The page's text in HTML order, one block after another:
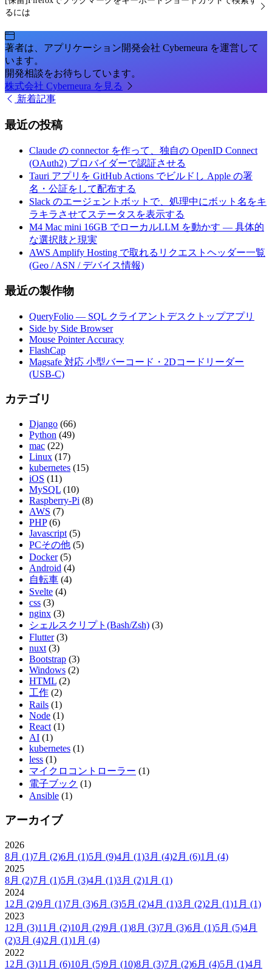
るには
著者は、アプリケーション開発会社 Cyberneura を運営して
います。
開発相談をお待ちしています。
株式会社 Cyberneura を見る
新着記事
最近の投稿
Claude の connector を作って、独自の OpenID Connect
(OAuth2) プロバイダーで認証させる
Tauri アプリを GitHub Actions でビルドし Apple の署
名・公証をして配布する
Slack のエージェントボットで、処理中にボット名をキ
ラキラさせてステータスを表示する
M4 Mac mini 16GB でローカルLLM を動かす — 具体的
な選択肢と現実
AWS Amplify Hosting で取れるリクエストヘッダー一覧
(Geo / ASN / デバイス情報)
最近の製作物
QueryFolio — SQL クライアントデスクトップアプリ
Side by Side Browser
Mouse Pointer Accuracy
FlashCap
Magsafe 対応 小型バーコード・2Dコードリーダー
(USB-C)
カテゴリ
Django (66)
Python (49)
mac (22)
Linux (17)
kubernetes (15)
iOS (11)
MySQL (10)
Raspberry-Pi (8)
AWS (7)
PHP (6)
Javascript (5)
PCその他 (5)
Docker (5)
Android (4)
自転車 (4)
Svelte (4)
css (3)
nginx (3)
シェルスクリプト(Bash/Zsh) (3)
Flutter (3)
nuxt (3)
Bootstrap (3)
Windows (2)
HTML (2)
工作 (2)
Rails (1)
Node (1)
React (1)
AI (1)
kubernetes (1)
less (1)
マイクロコントローラー (1)
電子ブック (1)
Ansible (1)
アーカイブ
2026
8月 (1)7月 (2)6月 (1)5月 (9)4月 (1)3月 (4)2月 (6)1月 (4)
2025
8月 (2)7月 (1)5月 (3)4月 (1)3月 (2)1月 (1)
2024
12月 (2)9月 (1)7月 (3)6月 (3)5月 (2)4月 (1)3月 (2)2月 (1)1月 (1)
2023
12月 (3)11月 (2)10月 (2)9月 (1)8月 (3)7月 (3)6月 (1)5月 (5)4月
(2)3月 (4)2月 (1)1月 (4)
2022
12月 (3)11月 (6)10月 (5)9月 (10)8月 (3)7月 (2)6月 (4)5月 (1)4月